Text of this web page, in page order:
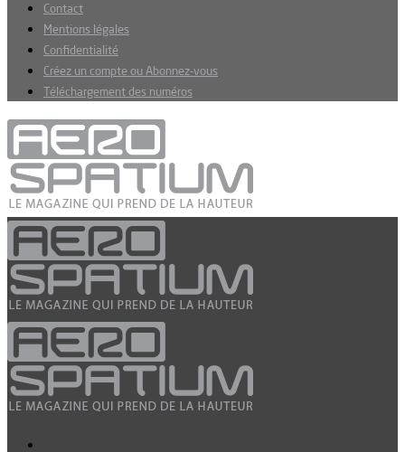
Contact
Mentions légales
Confidentialité
Créez un compte ou Abonnez-vous
Téléchargement des numéros